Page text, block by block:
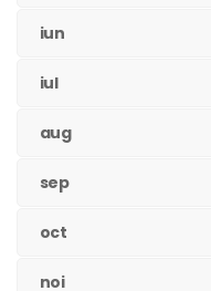
iun
iul
aug
sep
oct
noi